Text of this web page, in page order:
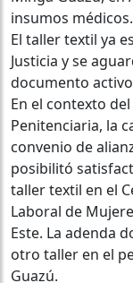
insumos médicos.
El taller textil ya
Justicia y se
documento
En el contexto
Penitenciaria, la
convenio de
posibilitó
taller textil en el
Laboral de
Este. La adenda
otro taller en el
Guazú.